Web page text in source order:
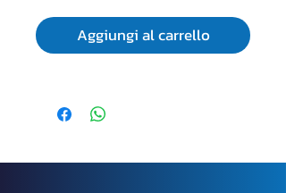
Aggiungi al carrello